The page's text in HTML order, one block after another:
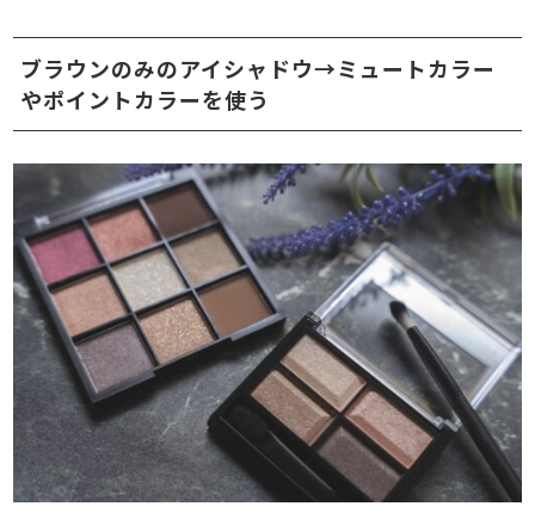
ブラウンのみのアイシャドウ→ミュートカラー
やポイントカラーを使う